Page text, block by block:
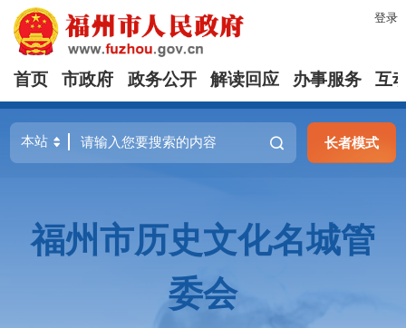
登录
首页 市政府 政务公开 解读回应 办事服务 互
长者模式
福州市历史文化名城管
委会